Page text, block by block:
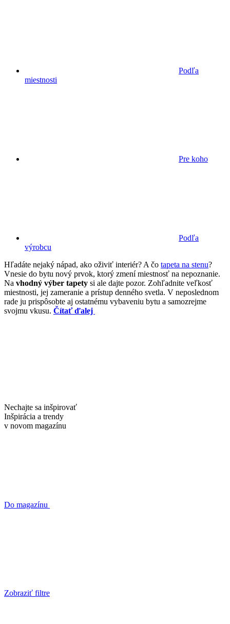
Podľa
miestnosti
Pre koho
Podľa
výrobcu
Hľadáte nejaký nápad, ako oživiť interiér? A čo tapeta na stenu?
Vnesie do bytu nový prvok, ktorý zmení miestnosť na nepoznanie.
Na vhodný výber tapety si ale dajte pozor. Zohľadnite veľkosť
miestnosti, jej zameranie a prístup denného svetla. V neposlednom
rade ju prispôsobte aj ostatnému vybaveniu bytu a samozrejme
svojmu vkusu. Čítať ďalej
Nechajte sa inšpirovať
Inšpirácia a trendy
v novom magazínu
Do magazínu
Zobraziť filtre